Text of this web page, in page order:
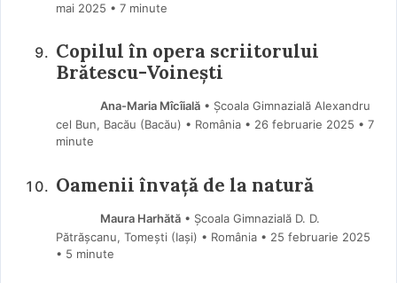
mai 2025 • 7 minute
Copilul în opera scriitorului
Brătescu-Voinești
Ana-Maria Mîcîială• Școala Gimnazială Alexandru
cel Bun, Bacău (Bacău) • România
26 februarie 2025 • 7
minute
Oamenii învață de la natură
Maura Harhătă• Școala Gimnazială D. D.
Pătrășcanu, Tomești (Iaşi) • România
25 februarie 2025
• 5 minute